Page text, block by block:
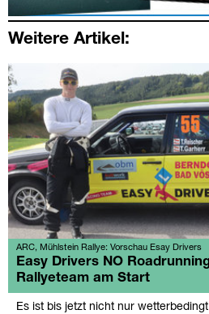
Weitere Artikel:
ARC, Mühlstein Rallye: Vorschau Esay Drivers
Easy Drivers NO
Rallyeteam am Start
Es ist bis jetzt nicht nur